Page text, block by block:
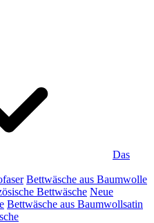
Das
Bettwäsche aus Baumwolle
Bettwäsche Neue
Bettwäsche aus Baumwollsatin